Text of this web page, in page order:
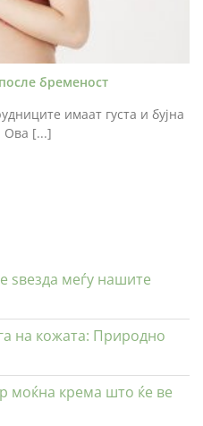
меѓу нашите
на кожата: Природно
моќна крема што ќе ве
бременост
имаат густа и бујна
Ова [...]